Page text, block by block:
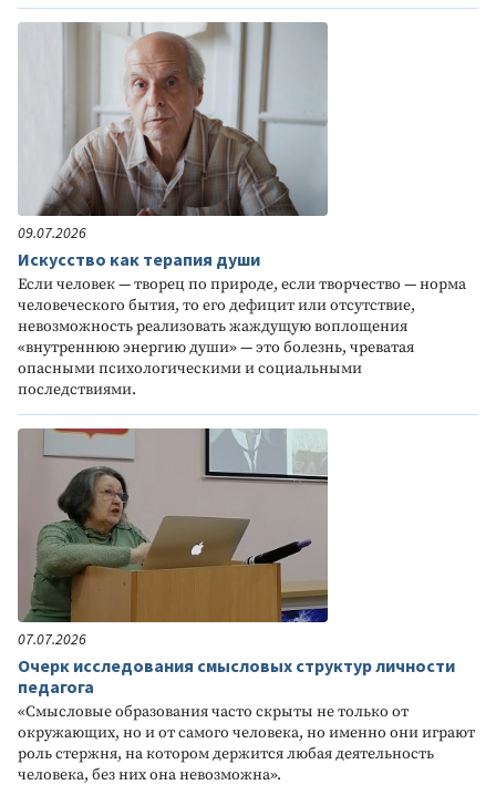
09.07.2026
Искусство как терапия души
Если человек — творец по природе, если творчество — норма
человеческого бытия, то его дефицит или отсутствие,
невозможность реализовать жаждущую воплощения
«внутреннюю энергию души» — это болезнь, чреватая
опасными психологическими и социальными
последствиями.
07.07.2026
Очерк исследования смысловых структур личности
педагога
«Смысловые образования часто скрыты не только от
окружающих, но и от самого человека, но именно они играют
роль стержня, на котором держится любая деятельность
человека, без них она невозможна».